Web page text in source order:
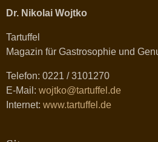
Dr. Nikolai Wojtko
Tartuffel
Magazin für Gastrosophie und
Telefon: 0221 / 3101270
E-Mail: wojtko@tartuffel.de
Internet: www.tartuffel.de